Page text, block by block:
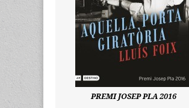
PREMI JOSEP PLA 2016